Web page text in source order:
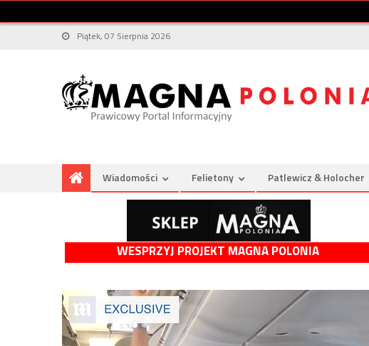
Piątek, 07 Sierpnia 2026
Wiadomości Felietony Patlewicz & Holocher
WESPRZYJ PROJEKT MAGNA POLONIA